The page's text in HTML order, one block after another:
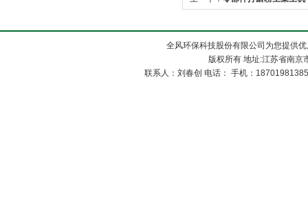
全风环保科技股份有限公司为您提供
版权所有 地址:江苏省南
联系人：刘春创 电话： 手机：